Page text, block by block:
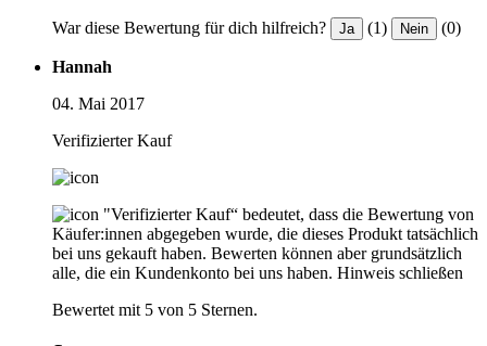
War diese Bewertung für dich hilfreich? Ja (1) Nein (0)
Hannah
04. Mai 2017
Verifizierter Kauf
"Verifizierter Kauf“ bedeutet, dass die Bewertung von
Käufer:innen abgegeben wurde, die dieses Produkt tatsächlich
bei uns gekauft haben. Bewerten können aber grundsätzlich
alle, die ein Kundenkonto bei uns haben. Hinweis schließen
Bewertet mit 5 von 5 Sternen.